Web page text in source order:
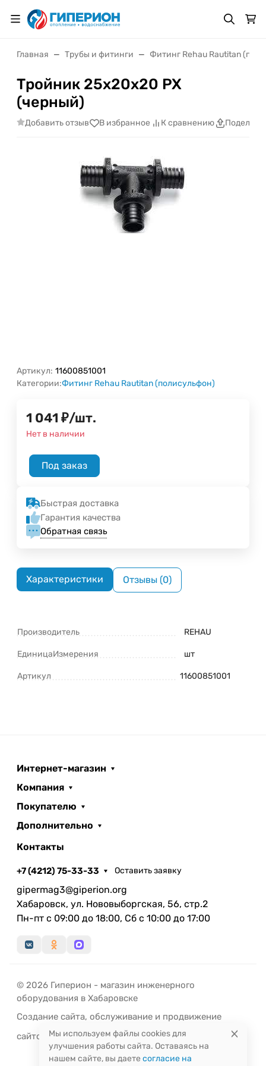
Главная Трубы и фитинги Фитинг Rehau Rautitan
Тройник 25х20х20 PX
(черный)
Добавить отзыв В избранное К сравнению
Артикул: 11600851001
Категории:Фитинг Rehau Rautitan (полисульфон)
1 041 ₽/шт.
Нет в наличии
Под заказ
Быстрая доставка
Гарантия качества
Обратная связь
Характеристики Отзывы (0)
Производитель REHAU
ЕдиницаИзмерения шт
Артикул 11600851001
Интернет-магазин
Компания
Покупателю
Дополнительно
Контакты
+7 (4212) 75-33-33 Оставить заявку
gipermag3@giperion.org
Хабаровск, ул. Нововыборгская, 56, стр.2
Пн-пт с 09:00 до 18:00, Сб с 10:00 до 17:00
© 2026 Гиперион - магазин инженерного
оборудования в Хабаровске
Создание сайта, обслуживание и продвижение
сайтов
-РЭДЛАЙН
Мы используем файлы cookies для
улучшения работы сайта. Оставаясь на
нашем сайте, вы даете согласие на